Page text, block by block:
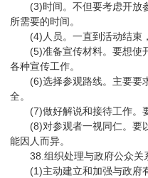
(3)时间。不但要考虑开放
所需要的时间。
(4)人员。一直到活动结束，
(5)准备宣传材料。要想使
各种宣传工作。
(6)选择参观路线。主要要
全。
(7)做好解说和接待工作。
(8)对参观者一视同仁。要以
能因人而异。
38.组织处理与政府公众关
(1)主动建立和加强与政府有